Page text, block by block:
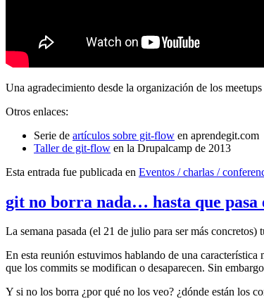
Una agradecimiento desde la organización de los meetups
Otros enlaces:
Serie de artículos sobre git-flow en aprendegit.com
Taller de git-flow en la Drupalcamp de 2013
Esta entrada fue publicada en Eventos / charlas /
git no borra nada… hasta que pasa
La semana pasada (el 21 de julio para ser más concretos)
En esta reunión estuvimos hablando de una
que los commits se modifican o desaparecen. Sin
Y si no los borra ¿por qué no los veo? ¿dónde están los